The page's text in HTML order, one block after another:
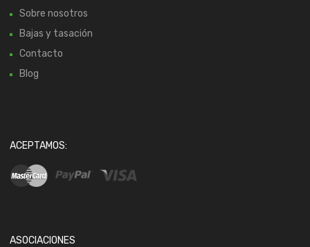
Sobre nosotros
Bajas y tasación
Contacto
Blog
ACEPTAMOS:
ASOCIACIONES